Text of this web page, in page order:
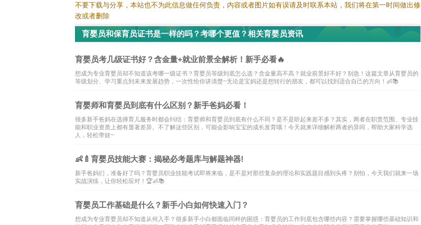
不要下载与分享，本站也不为此信息做任何负责，内容或者图片如有误请及时联系本站，我们将在第一时间做出修
改或者删除
育婴员和保育员证书是一样的吗？考哪个更值？相关育婴员资讯
育婴员考几级证书好？含金量+就业前景全解析！新手必看🔥
想成为专业育婴员却不知道该考哪一级证书？育婴员等级到底怎么选？含金量高不高？就业前景好不好？别急！这篇文章从育婴员的
等级划分、学习重点到未来发展趋势，一次性给你讲清楚~无论是宝妈还是想转行的朋友，都可以找到适合自己的方向！👶📚
育婴师和育婴员到底有什么区别？新手爸妈必看！
很多新手爸妈在选择育儿服务时都会纠结：育婴师和育婴员到底有什么不同？是不是听起来差不多？其实，两者在职责范围、专业技
能和职业资质上都有显著差异。不了解这些区别，可能会影响宝宝的成长发育哦！今天就来详细解析两者的异同，帮助大家科学选
人，轻松带娃~
👶🍼育婴员技能大赛：揭秘必考题库与解题神器!
新手爸妈们，准备好了吗？育婴员职业技能考试即将来临，是不是对那些复杂的理论和实践题目感到头疼？别怕，今天我们就来一场
实战演练，让你轻松应对！🏆👶📚
育婴员工作基础是什么？新手小白如何快速入门？
想成为专业育婴员却不知道从何入手？很多新手小白都面临同样的困惑：育婴员的工作到底包含哪些内容？需要掌握哪些基础知识和